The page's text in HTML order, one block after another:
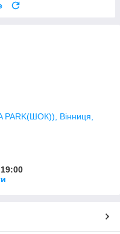
PARK(ШОК)), Вінниця,